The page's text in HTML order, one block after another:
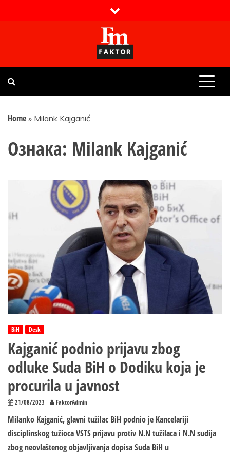
Faktor magazin
Uvijek presudan
Home » Milank Kajganić
Ознака: Milank Kajganić
BiH Desk
Kajganić podnio prijavu zbog
odluke Suda BiH o Dodiku koja je
procurila u javnost
21/08/2023 FaktorAdmin
Milanko Kajganić, glavni tužilac BiH podnio je Kancelariji
disciplinskog tužioca VSTS prijavu protiv N.N tužilaca i N.N sudija
zbog neovlaštenog objavljivanja dopisa Suda BiH u